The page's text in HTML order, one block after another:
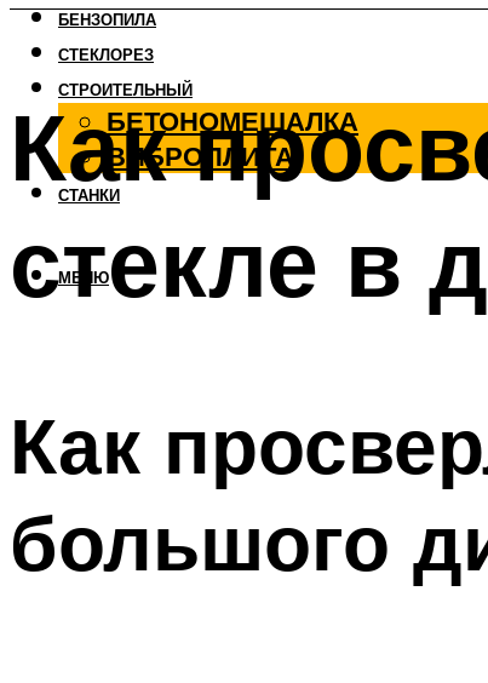
БЕНЗОПИЛА
СТЕКЛОРЕЗ
СТРОИТЕЛЬНЫЙ
БЕТОНОМЕШАЛКА
ВИБРОПЛИТА
СТАНКИ
МЕНЮ
Как
стекле в
Как
большого